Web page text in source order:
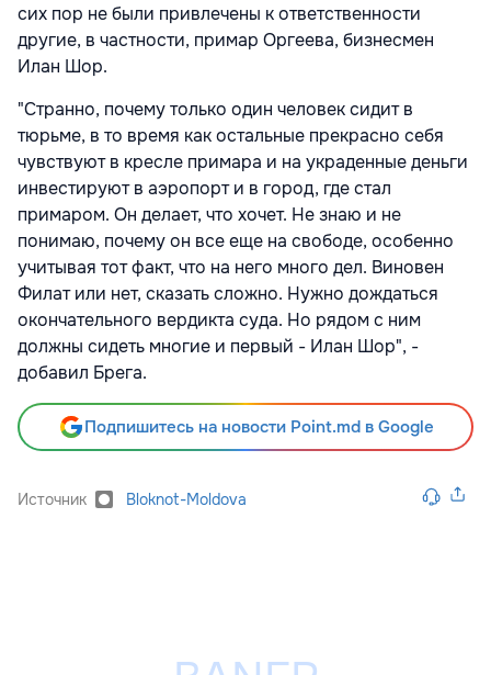
сих пор не были привлечены к ответственности
другие, в частности, примар Оргеева, бизнесмен
Илан Шор.
"Странно, почему только один человек сидит в
тюрьме, в то время как остальные прекрасно себя
чувствуют в кресле примара и на украденные деньги
инвестируют в аэропорт и в город, где стал
примаром. Он делает, что хочет. Не знаю и не
понимаю, почему он все еще на свободе, особенно
учитывая тот факт, что на него много дел. Виновен
Филат или нет, сказать сложно. Нужно дождаться
окончательного вердикта суда. Но рядом с ним
должны сидеть многие и первый - Илан Шор", -
добавил Брега.
Подпишитесь на новости Point.md в Google
Источник Bloknot-Moldova